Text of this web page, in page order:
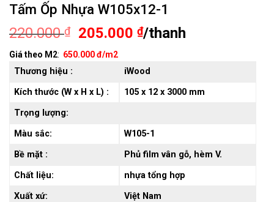
Tấm Ốp Nhựa W105x12-1
220.000₫
Giá
gốc
là:
220.000 ₫.
205.000₫Giá
là:
205.000 ₫.
/thanh
Giá theo M2: 650.000 đ/m2
Thương hiệu :
iWood
Kích thước (W x H x L) :
105 x 12 x 3000 mm
Trọng lượng:
Màu sắc:
W105-1
Bề mặt :
Phủ film vân gỗ, hèm V.
Chất liệu:
nhựa tổng hợp
Xuất xứ:
Việt Nam